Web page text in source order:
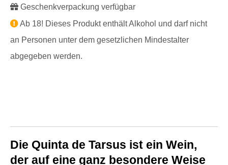
Geschenkverpackung verfügbar
Ab 18! Dieses Produkt enthält Alkohol und darf nicht
an Personen unter dem gesetzlichen Mindestalter
abgegeben werden.
Die Quinta de Tarsus ist ein Wein,
der auf eine ganz besondere Weise